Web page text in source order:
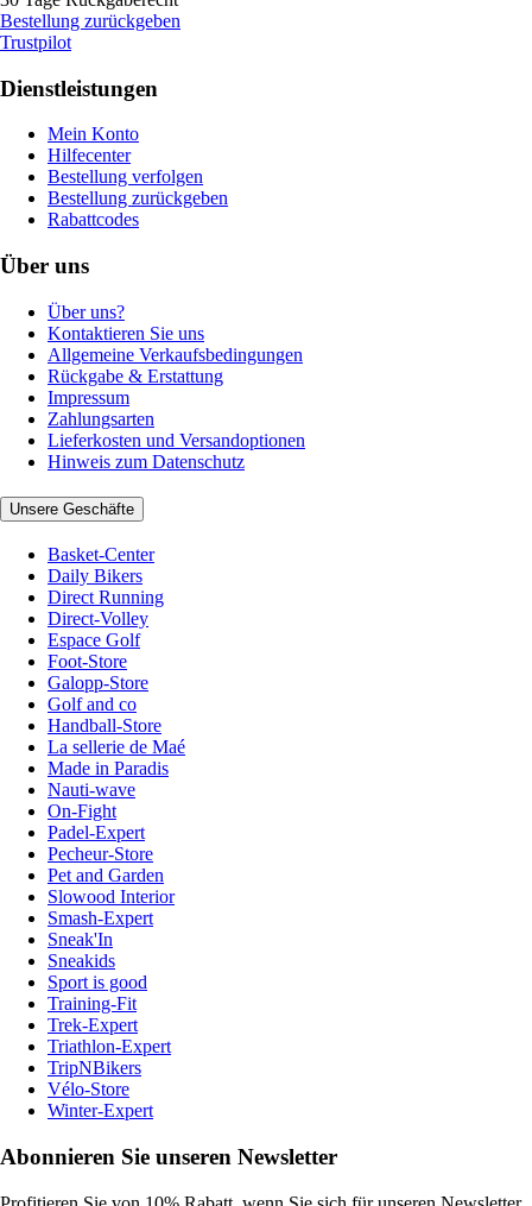
Bestellung zurückgeben
Trustpilot
Dienstleistungen
Mein Konto
Hilfecenter
Bestellung verfolgen
Bestellung zurückgeben
Rabattcodes
Über uns
Über uns?
Kontaktieren Sie uns
Allgemeine Verkaufsbedingungen
Rückgabe & Erstattung
Impressum
Zahlungsarten
Lieferkosten und Versandoptionen
Hinweis zum Datenschutz
Unsere Geschäfte
Basket-Center
Daily Bikers
Direct Running
Direct-Volley
Espace Golf
Foot-Store
Galopp-Store
Golf and co
Handball-Store
La sellerie de Maé
Made in Paradis
Nauti-wave
On-Fight
Padel-Expert
Pecheur-Store
Pet and Garden
Slowood Interior
Smash-Expert
Sneak'In
Sneakids
Sport is good
Training-Fit
Trek-Expert
Triathlon-Expert
TripNBikers
Vélo-Store
Winter-Expert
Abonnieren Sie unseren Newsletter